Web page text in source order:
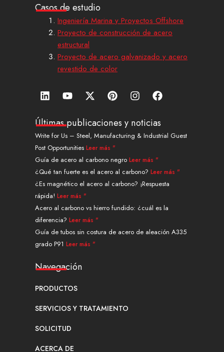
Casos de estudio
Ingeniería Marina y Proyectos Offshore
Proyecto de construcción de acero
estructural
Proyecto de acero galvanizado y acero
revestido de color
L
i
k
e
d
i
n
Y
o
t
u
b
e
X
-
w
i
t
t
e
r
P
i
t
e
r
e
s
t
I
n
t
a
g
a
m
F
a
e
b
o
k
Últimas publicaciones y noticias
Write for Us – Steel, Manufacturing & Industrial Guest
Post Opportunities Leer más "
Guía de acero al carbono negro Leer más "
¿Qué tan fuerte es el acero al carbono? Leer más "
¿Es magnético el acero al carbono? ¡Respuesta
rápida! Leer más "
Acero al carbono vs hierro fundido: ¿cuál es la
diferencia? Leer más "
Guía de tubos sin costura de acero de aleación A335
grado P91 Leer más "
Navegación
PRODUCTOS
SERVICIOS Y TRATAMIENTO
SOLICITUD
ACERCA DE